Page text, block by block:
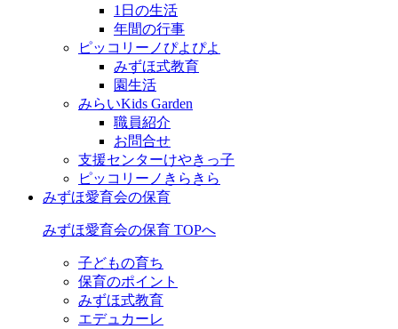
1日の生活
年間の行事
ピッコリーノぴよぴよ
みずほ式教育
園生活
みらいKids Garden
職員紹介
お問合せ
支援センターけやきっ子
ピッコリーノきらきら
みずほ愛育会の保育
みずほ愛育会の保育 TOPへ
子どもの育ち
保育のポイント
みずほ式教育
エデュカーレ